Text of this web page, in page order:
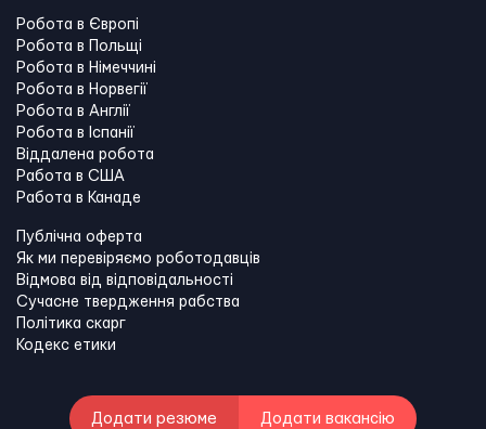
Робота в Європі
Робота в Польщі
Робота в Німеччині
Робота в Норвегії
Робота в Англії
Робота в Іспанії
Віддалена робота
Работа в США
Работа в Канадe
Публічна оферта
Як ми перевіряємо роботодавців
Відмова від відповідальності
Сучасне твердження рабства
Політика скарг
Кодекс етики
Додати резюме Додати вакансію